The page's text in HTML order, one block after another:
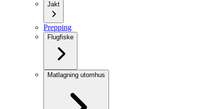
Jakt
Prepping
Flugfiske
Matlagning utomhus